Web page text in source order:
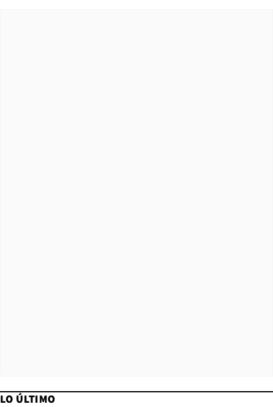
LO ÚLTIMO